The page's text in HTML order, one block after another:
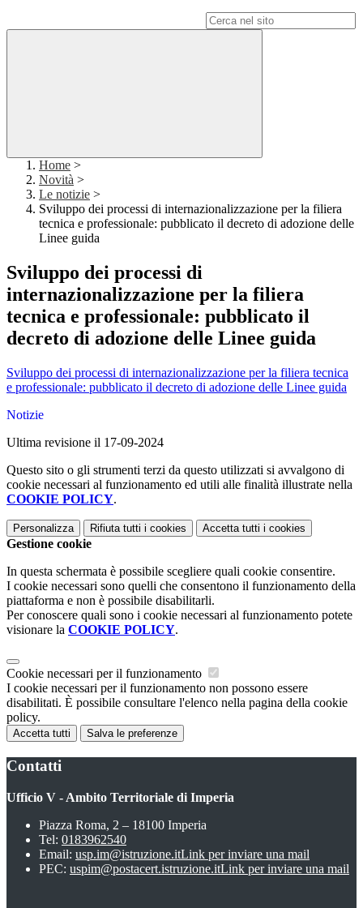
Home >
Novità >
Le notizie >
Sviluppo dei processi di internazionalizzazione per la filiera
tecnica e professionale: pubblicato il decreto di adozione delle
Linee guida
Sviluppo dei processi di
internazionalizzazione per la filiera
tecnica e professionale: pubblicato il
decreto di adozione delle Linee guida
Sviluppo dei processi di internazionalizzazione per la filiera tecnica
e professionale: pubblicato il decreto di adozione delle Linee guida
Notizie
Ultima revisione il 17-09-2024
Questo sito o gli strumenti terzi da questo utilizzati si avvalgono di
cookie necessari al funzionamento ed utili alle finalità illustrate nella
COOKIE POLICY.
Personalizza Rifiuta tutti i cookies Accetta tutti i cookies
Gestione cookie
In questa schermata è possibile scegliere quali cookie consentire.
I cookie necessari sono quelli che consentono il funzionamento della
piattaforma e non è possibile disabilitarli.
Per conoscere quali sono i cookie necessari al funzionamento potete
visionare la COOKIE POLICY.
Cookie necessari per il funzionamento
I cookie necessari per il funzionamento non possono essere
disabilitati. È possibile consultare l'elenco nella pagina della cookie
policy.
Accetta tutti Salva le preferenze
Contatti
Ufficio V - Ambito Territoriale di Imperia
Piazza Roma, 2 – 18100 Imperia
Tel: 0183962540
Email: usp.im@istruzione.itLink per inviare una mail
PEC: uspim@postacert.istruzione.itLink per inviare una mail